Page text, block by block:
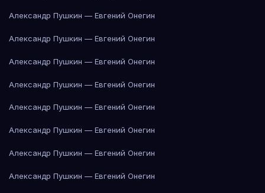
Александр Пушкин — Евгений Онегин
Александр Пушкин — Евгений Онегин
Александр Пушкин — Евгений Онегин
Александр Пушкин — Евгений Онегин
Александр Пушкин — Евгений Онегин
Александр Пушкин — Евгений Онегин
Александр Пушкин — Евгений Онегин
Александр Пушкин — Евгений Онегин